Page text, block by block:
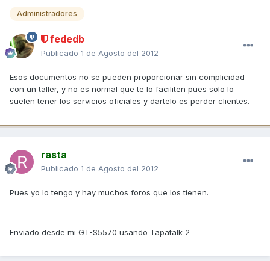
Administradores
fededb
Publicado 1 de Agosto del 2012
Esos documentos no se pueden proporcionar sin complicidad
con un taller, y no es normal que te lo faciliten pues solo lo
suelen tener los servicios oficiales y dartelo es perder clientes.
rasta
Publicado 1 de Agosto del 2012
Pues yo lo tengo y hay muchos foros que los tienen.
Enviado desde mi GT-S5570 usando Tapatalk 2